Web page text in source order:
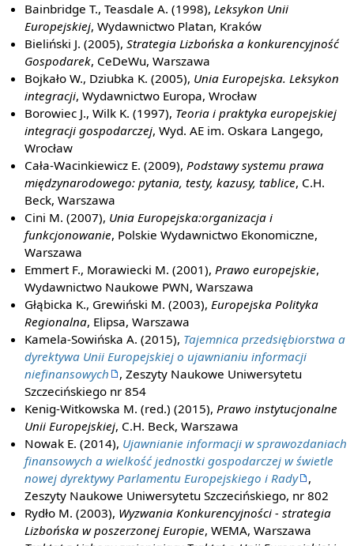
Bainbridge T., Teasdale A. (1998),Leksykon Unii
Europejskiej, Wydawnictwo Platan, Kraków
Bieliński J. (2005),Strategia Lizbońska a konkurencyjność
Gospodarek, CeDeWu, Warszawa
Bojkało W., Dziubka K. (2005), Unia Europejska. Leksykon
integracji, Wydawnictwo Europa, Wrocław
Borowiec J., Wilk K. (1997), Teoria i praktyka europejskiej
integracji gospodarczej, Wyd. AE im. Oskara Langego,
Wrocław
Cała-Wacinkiewicz E. (2009),Podstawy systemu prawa
międzynarodowego: pytania, testy, kazusy, tablice, C.H.
Beck, Warszawa
Cini M. (2007), Unia Europejska:organizacja i
funkcjonowanie, Polskie Wydawnictwo Ekonomiczne,
Warszawa
Emmert F., Morawiecki M. (2001),Prawo europejskie,
Wydawnictwo Naukowe PWN, Warszawa
Głąbicka K., Grewiński M. (2003),Europejska Polityka
Regionalna, Elipsa, Warszawa
Kamela-Sowińska A. (2015), Tajemnica przedsiębiorstwa a
dyrektywa Unii Europejskiej o ujawnianiu informacji
niefinansowych
, Zeszyty Naukowe Uniwersytetu
Szczecińskiego nr 854
Kenig-Witkowska M. (red.) (2015),Prawo instytucjonalne
Unii Europejskiej, C.H. Beck, Warszawa
Nowak E. (2014), Ujawnianie informacji w sprawozdaniach
finansowych a wielkość jednostki gospodarczej w świetle
nowej dyrektywy Parlamentu Europejskiego i Rady
,
Zeszyty Naukowe Uniwersytetu Szczecińskiego, nr 802
Rydło M. (2003), Wyzwania Konkurencyjności - strategia
Lizbońska w poszerzonej Europie, WEMA, Warszawa